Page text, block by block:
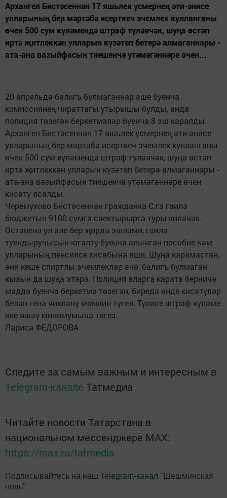
Архангел Бистәсеннән 17 яшьлек үсмернең әти-әнисе
улларының бер мәртәбә исерткеч эчемлек кулланганы
өчен 500 сум күләмендә штраф түләячәк, шуңа өстәп
иртә җитлеккән улларын күзәтеп бетерә алмаганнары -
ата-ана вазыйфасын тиешенчә үтәмәгәннәре өчен...
20 апрельдә балигъ булмаганнар эше буенча
комиссиянең чираттагы утырышы булды, анда
полиция төзегән беркетмәләр буенча 8 эш каралды.
Архангел Бистәсеннән 17 яшьлек үсмернең әти-әнисе
улларының бер мәртәбә исерткеч эчемлек кулланганы
өчен 500 сум күләмендә штраф түләячәк, шуңа өстәп
иртә җитлеккән улларын күзәтеп бетерә алмаганнары -
ата-ана вазыйфасын тиешенчә үтәмәгәннәре өчен
кисәтү ясалды.
Черемухово Бистәсеннән гражданка С.га гаилә
бюджетын 9100 сумга саектырырга туры киләчәк.
Өстәвенә ул әле бер җирдә эшләми, гаилә
туендыручысын югалту буенча алынган пособие һәм
улларының пенсиясе хисабына яши. Шуңа карамастан,
әни кеше спиртлы эчемлекләр эчә, балигъ булмаган
кызын да шуңа этәрә. Полиция аларга карата берничә
маддә буенча беркетмә төзегән, биредә инде кисәтүләр
белән генә чикләнү мөмкин түгел. Түлисе штраф күләме
ике яшәү минимумына тигез.
Лариса ФЕДОРОВА
Следите за самым важным и интересным в
Telegram-канале Татмедиа
Читайте новости Татарстана в
национальном мессенджере MАХ:
https://max.ru/tatmedia
Подписывайтесь на наш Telegram-канал "Шешминская
новь"